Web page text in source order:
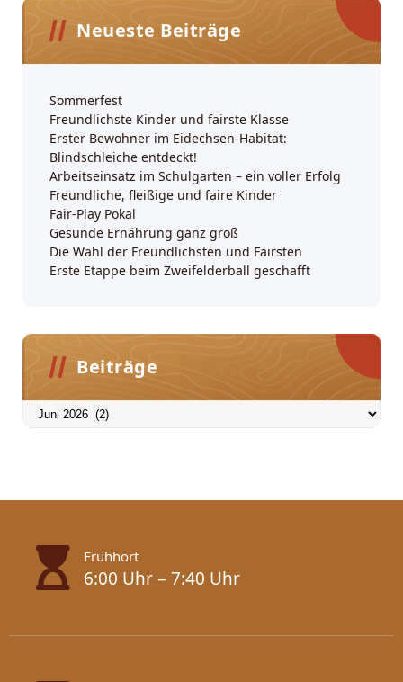
Neueste Beiträge
Sommerfest
Freundlichste Kinder und fairste Klasse
Erster Bewohner im Eidechsen-Habitat:
Blindschleiche entdeckt!
Arbeitseinsatz im Schulgarten – ein voller Erfolg
Freundliche, fleißige und faire Kinder
Fair-Play Pokal
Gesunde Ernährung ganz groß
Die Wahl der Freundlichsten und Fairsten
Erste Etappe beim Zweifelderball geschafft
Beiträge
Beiträge
Frühhort
6:00 Uhr – 7:40 Uhr